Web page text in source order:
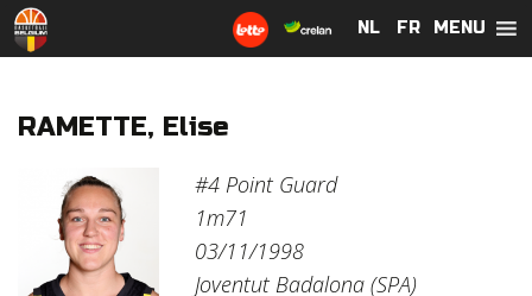
MENU
NL FR
RAMETTE, Elise
#4 Point Guard
1m71
03/11/1998
Joventut Badalona (SPA)
NL FR